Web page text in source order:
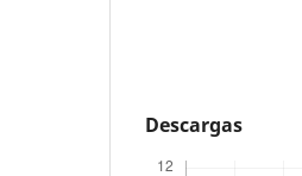
Descargas